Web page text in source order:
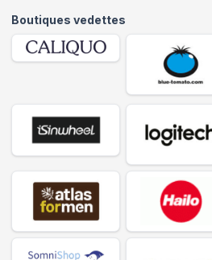
Boutiques vedettes